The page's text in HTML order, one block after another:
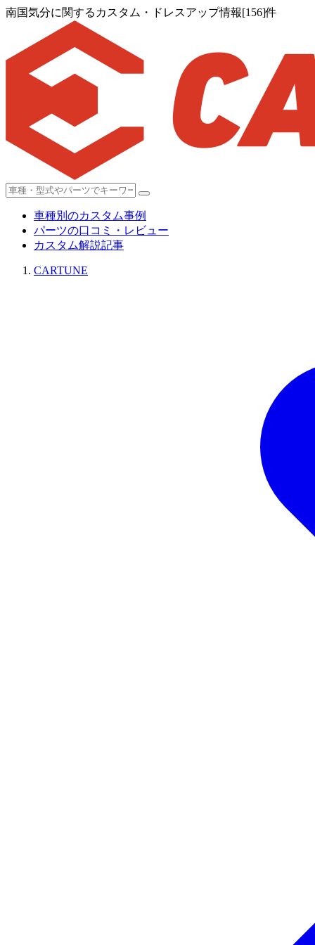
南国気分に関するカスタム・ドレスアップ情報[156]件
車種別のカスタム事例
パーツの口コミ・レビュー
カスタム解説記事
CARTUNE